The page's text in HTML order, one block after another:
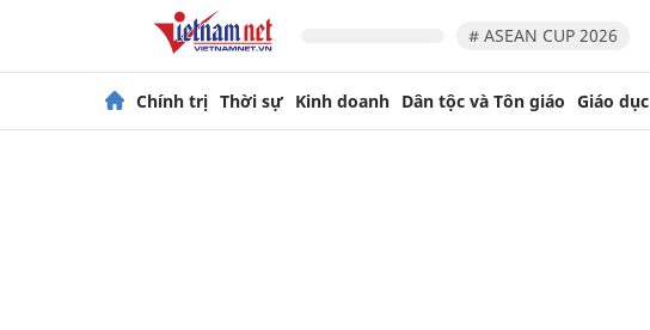
# ASEAN CUP 2026
Chính trị Thời sự Kinh doanh Dân tộc và Tôn giáo Giáo dục